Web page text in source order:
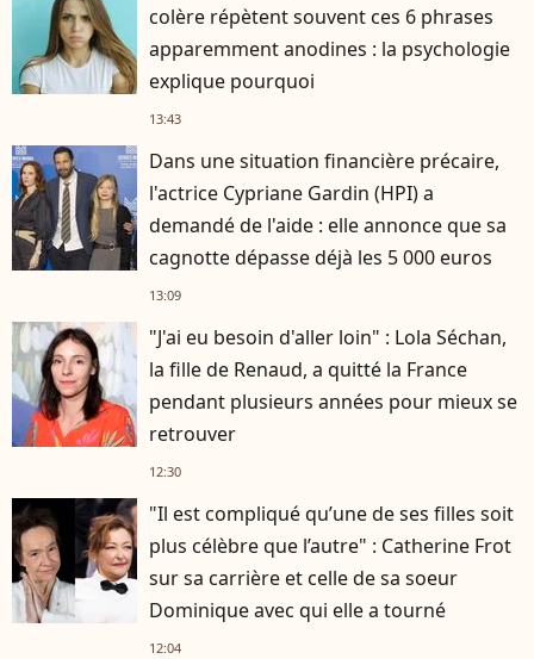
colère répètent souvent ces 6 phrases
apparemment anodines : la psychologie
explique pourquoi
13:43
Dans une situation financière précaire,
l'actrice Cypriane Gardin (HPI) a
demandé de l'aide : elle annonce que sa
cagnotte dépasse déjà les 5 000 euros
13:09
"J'ai eu besoin d'aller loin" : Lola Séchan,
la fille de Renaud, a quitté la France
pendant plusieurs années pour mieux se
retrouver
12:30
"Il est compliqué qu’une de ses filles soit
plus célèbre que l’autre" : Catherine Frot
sur sa carrière et celle de sa soeur
Dominique avec qui elle a tourné
12:04